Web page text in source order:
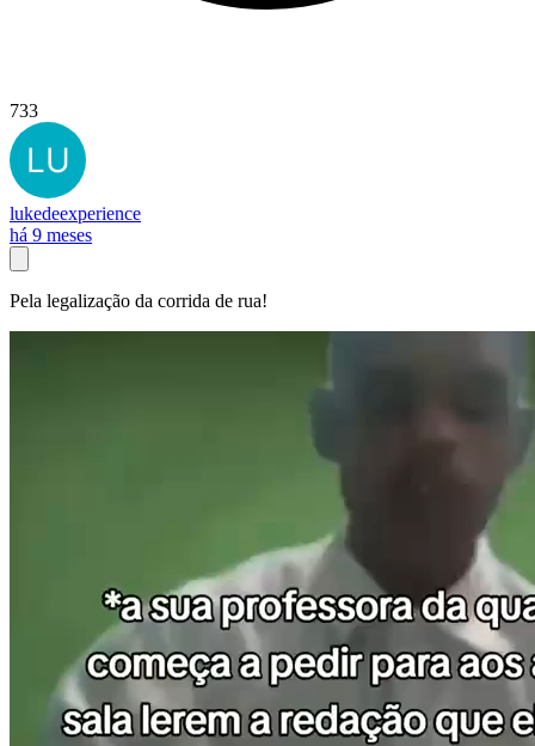
733
lukedeexperience
há 9 meses
Pela legalização da corrida de rua!